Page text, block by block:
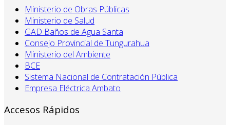
Ministerio de Obras Públicas
Ministerio de Salud
GAD Baños de Agua Santa
Consejo Provincial de Tungurahua
Ministerio del Ambiente
BCE
Sistema Nacional de Contratación Pública
Empresa Eléctrica Ambato
Accesos Rápidos